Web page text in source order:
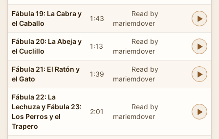
Fábula 19: La Cabra y
el Caballo
1:43
Read by
mariemdover
Fábula 20: La Abeja y
el Cuclillo
1:13
Read by
mariemdover
Fábula 21: El Ratón y
el Gato
1:39
Read by
mariemdover
Fábula 22: La
Lechuza y Fábula 23:
Los Perros y el
Trapero
2:01
Read by
mariemdover